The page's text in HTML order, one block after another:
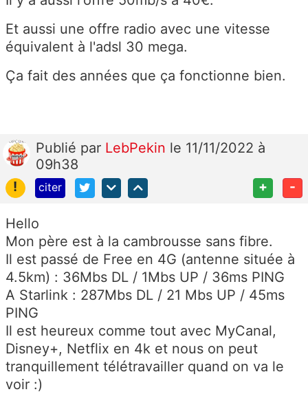
Et aussi une offre radio avec une vitesse
équivalent à l'adsl 30 mega.
Ça fait des années que ça fonctionne bien.
Publié par LebPekin le 11/11/2022 à
09h38
!
citer + -
Hello
Mon père est à la cambrousse sans fibre.
Il est passé de Free en 4G (antenne située à
4.5km) : 36Mbs DL / 1Mbs UP / 36ms PING
A Starlink : 287Mbs DL / 21 Mbs UP / 45ms
PING
Il est heureux comme tout avec MyCanal,
Disney+, Netflix en 4k et nous on peut
tranquillement télétravailler quand on va le
voir :)